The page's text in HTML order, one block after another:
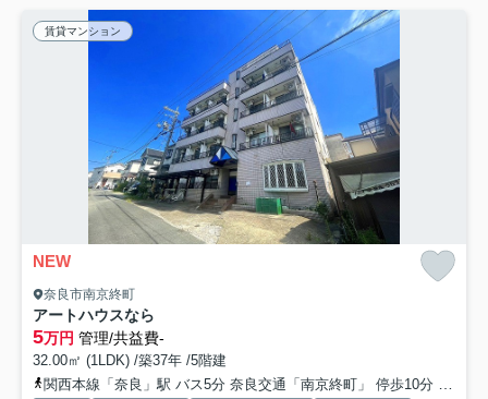
賃貸マンション
NEW
奈良市南京終町
アートハウスなら
5万円 管理/共益費-
32.00㎡ (1LDK) /築37年 /5階建
関西本線「奈良」駅 バス5分 奈良交通「南京終町」 停歩10分
近鉄